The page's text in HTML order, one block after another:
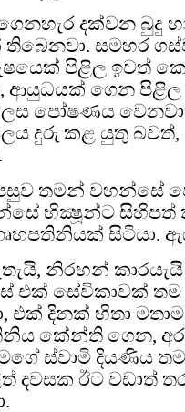
දක්වන බුදු
සමහර
පිළිල ඉවත්
ආයුධයක් ගෙන පිළිල
පෝෂණය වෙනවා.
දුරු කළ යුතු
තමන් වහන්සේ
භික්‍ෂූන්ට සිහිපත්
සිටියා.
නිරහන් කාරයැයි
එක් සේවිකාවක් තම
එක් දිනක් හිතා මතාම
කේන්ති ගෙන, අර
මගේ ස්වාමි දියණිය
දවසක ඊට වඩාත්